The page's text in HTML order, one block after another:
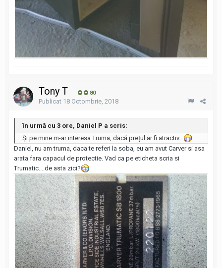
Tony T 80
Publicat 18 Octombrie, 2018
în urmă cu 3 ore, Daniel P a scris:
Și pe mine m-ar interesa Truma, dacă prețul ar fi atractiv...
Daniel, nu am truma, daca te referi la soba, eu am avut Carver si asa
arata fara capacul de protectie. Vad ca pe eticheta scria si
Trumatic....de asta zici?